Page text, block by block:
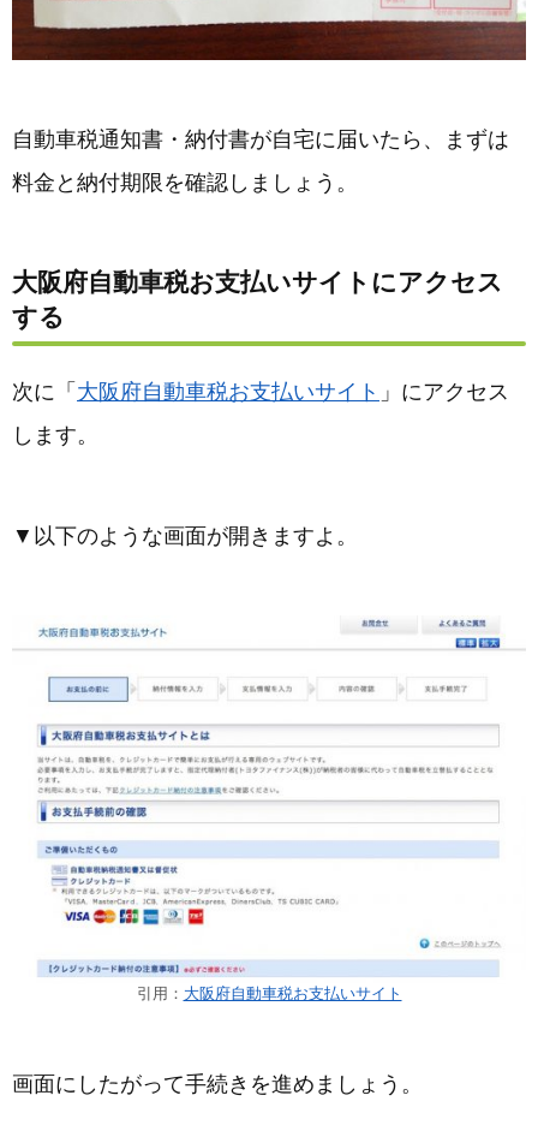
自動車税通知書・納付書が自宅に届いたら、まずは
料金と納付期限を確認しましょう。
大阪府自動車税お支払いサイトにアクセス
する
次に「 大阪府自動車税お支払いサイト 」にアクセス
します。
▼以下のような画面が開きますよ。
引用： 大阪府自動車税お支払いサイト
画面にしたがって手続きを進めましょう。